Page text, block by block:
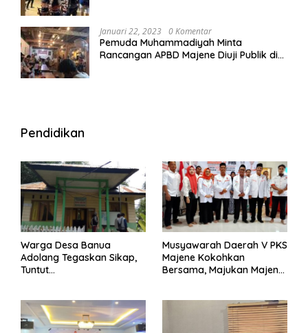
Januari 22, 2023 0 Komentar
Pemuda Muhammadiyah Minta
Rancangan APBD Majene Diuji Publik di
Pendidikan
Warga Desa Banua
Adolang Tegaskan Sikap,
Tuntut
Musyawarah Daerah V PKS
Majene Kokohkan
Bersama, Majukan Majene